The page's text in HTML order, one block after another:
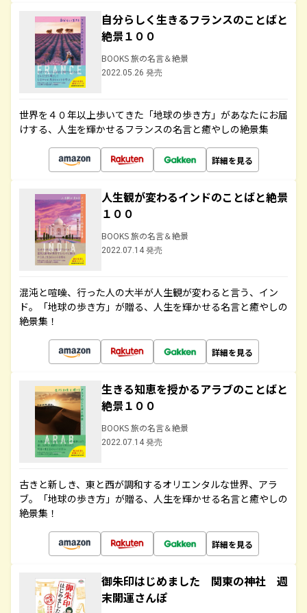
自分らしく生きるフランスのことばと
絶景１００
BOOKS 旅の名言＆絶景
2022.05.26 発売
世界を４０年以上歩いてきた「地球の歩き方」があなたにお届
けする、人生を輝かせるフランスの名言と癒やしの絶景集
詳細を見る
人生観が変わるインドのことばと絶景
１００
BOOKS 旅の名言＆絶景
2022.07.14 発売
混沌と喧噪、行った人の大半が人生観が変わると言う、イン
ド。「地球の歩き方」が贈る、人生を輝かせる名言と癒やしの
絶景集！
詳細を見る
生きる知恵を授かるアラブのことばと
絶景１００
BOOKS 旅の名言＆絶景
2022.07.14 発売
古きと新しき、東と西が調和するオリエンタルな世界、アラ
ブ。「地球の歩き方」が贈る、人生を輝かせる名言と癒やしの
絶景集！
詳細を見る
御朱印はじめました 関東の神社 週
末開運さんぽ